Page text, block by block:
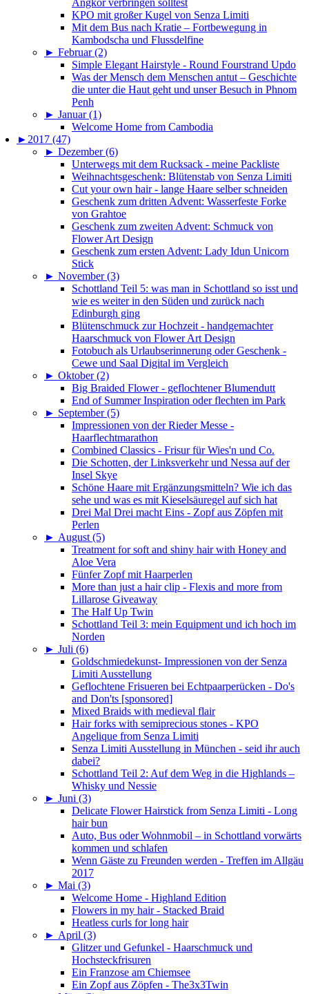
Angkor verbringen solltest
KPO mit großer Kugel von Senza Limiti
Mit dem Bus nach Kratie – Fortbewegung in
Kambodscha und Flussdelfine
► Februar (2)
Simple Elegant Hairstyle - Round Fourstrand Updo
Was der Mensch dem Menschen antut – Geschichte
die unter die Haut geht und unser Besuch in Phnom
Penh
► Januar (1)
Welcome Home from Cambodia
► 2017 (47)
► Dezember (6)
Unterwegs mit dem Rucksack - meine Packliste
Weihnachtsgeschenk: Blütenstab von Senza Limiti
Cut your own hair - lange Haare selber schneiden
Geschenk zum dritten Advent: Wasserfeste Forke
von Grahtoe
Geschenk zum zweiten Advent: Schmuck von
Flower Art Design
Geschenk zum ersten Advent: Lady Idun Unicorn
Stick
► November (3)
Schottland Teil 5: was man in Schottland so isst und
wie es weiter in den Süden und zurück nach
Edinburgh ging
Blütenschmuck zur Hochzeit - handgemachter
Haarschmuck von Flower Art Design
Fotobuch als Urlaubserinnerung oder Geschenk -
Cewe und Saal Digital im Vergleich
► Oktober (2)
Big Braided Flower - geflochtener Blumendutt
End of Summer Inspiration oder flechten im Park
► September (5)
Impressionen von der Rieder Messe -
Haarflechtmarathon
Combined Classics - Frisur für Wies'n und Co.
Die Schotten, der Linksverkehr und Nessa auf der
Insel Skye
Schöne Haare mit Ergänzungsmitteln? Wie ich das
sehe und was es mit Kieselsäuregel auf sich hat
Drei Mal Drei macht Eins - Zopf aus Zöpfen mit
Perlen
► August (5)
Treatment for soft and shiny hair with Honey and
Aloe Vera
Fünfer Zopf mit Haarperlen
More than just a hair clip - Flexis and more from
Lillarose Giveaway
The Half Up Twin
Schottland Teil 3: mein Equipment und ich hoch im
Norden
► Juli (6)
Goldschmiedekunst- Impressionen von der Senza
Limiti Ausstellung
Geflochtene Frisueren bei Echtpaarperücken - Do's
and Don'ts [sponsored]
Mixed Braids with medieval flair
Hair forks with semiprecious stones - KPO
Angelique from Senza Limiti
Senza Limiti Ausstellung in München - seid ihr auch
dabei?
Schottland Teil 2: Auf dem Weg in die Highlands –
Whisky und Nessie
► Juni (3)
Delicate Flower Hairstick from Senza Limiti - Long
hair bun
Auto, Bus oder Wohnmobil – in Schottland vorwärts
kommen und schlafen
Wenn Gäste zu Freunden werden - Treffen im Allgäu
2017
► Mai (3)
Welcome Home - Highland Edition
Flowers in my hair - Stacked Braid
Heatless curls for long hair
► April (3)
Glitzer und Gefunkel - Haarschmuck und
Hochsteckfrisuren
Ein Franzose am Chiemsee
Ein Zopf aus Zöpfen - The3x3Twin